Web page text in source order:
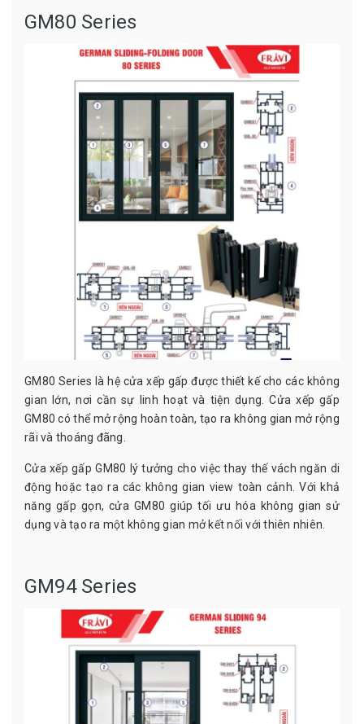
GM80 Series
GM80 Series là hệ cửa xếp gấp được thiết kế cho các không
gian lớn, nơi cần sự linh hoạt và tiện dụng. Cửa xếp gấp
GM80 có thể mở rộng hoàn toàn, tạo ra không gian mở rộng
rãi và thoáng đãng.
Cửa xếp gấp GM80 lý tưởng cho việc thay thế vách ngăn di
động hoặc tạo ra các không gian view toàn cảnh. Với khả
năng gấp gọn, cửa GM80 giúp tối ưu hóa không gian sử
dụng và tạo ra một không gian mở kết nối với thiên nhiên.
GM94 Series